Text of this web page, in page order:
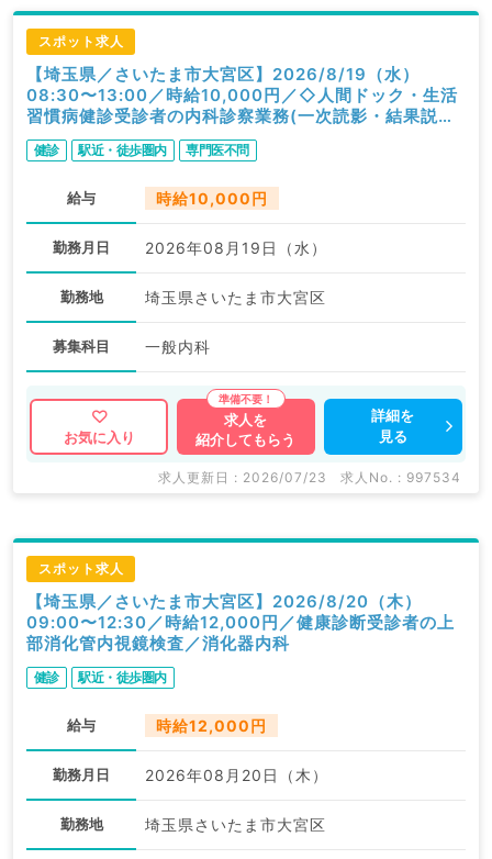
スポット求人
【埼玉県／さいたま市大宮区】2026/8/19（水）
08:30〜13:00／時給10,000円／◇人間ドック・生活
習慣病健診受診者の内科診察業務(一次読影・結果説明
含む)◇／内科
健診 駅近・徒歩圏内 専門医不問
給与 時給10,000円
勤務月日 2026年08月19日（水）
勤務地 埼玉県さいたま市大宮区
募集科目 一般内科
お気に入り
求人を
紹介してもらう
詳細を
見る
求人更新日 : 2026/07/23 求人No. : 997534
スポット求人
【埼玉県／さいたま市大宮区】2026/8/20（木）
09:00〜12:30／時給12,000円／健康診断受診者の上
部消化管内視鏡検査／消化器内科
健診 駅近・徒歩圏内
給与 時給12,000円
勤務月日 2026年08月20日（木）
勤務地 埼玉県さいたま市大宮区